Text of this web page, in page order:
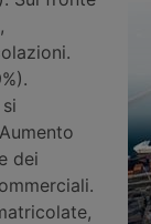
dei